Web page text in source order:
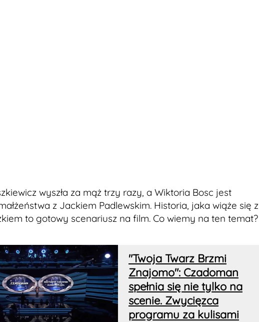
wyszła za mąż trzy razy, a Wiktoria Bosc jest
z Jackiem Padlewskim. Historia, jaka wiąże się z
to gotowy scenariusz na film. Co wiemy na ten temat?
"Twoja Twarz Brzmi
Znajomo": Czadoman
spełnia się nie tylko na
scenie. Zwycięzca
programu za kulisami